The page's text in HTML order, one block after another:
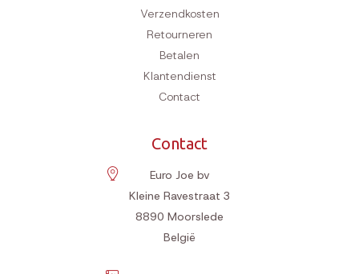
Verzendkosten
Retourneren
Betalen
Klantendienst
Contact
Contact
Euro Joe bv
Kleine Ravestraat 3
8890 Moorslede
België